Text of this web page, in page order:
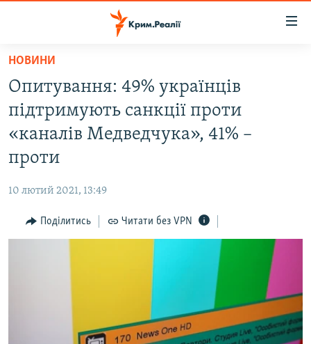
Перейти
основного
матеріалу
Перейти
до
основної
Перейти
пошуку
ВОДА.КРИМ
ВІДЕО ТА ФОТО
ІНТЕРВ'Ю
ВІДЕОУРОКИ «ELIFBE»
ЯК ОБІЙТИ БЛОКУВАННЯ
НОВИНИ
Опитування: 49% українців
підтримують санкції проти
«каналів Медведчука», 41% –
проти
10 лютий 2021, 13:49
Поділитись Читати без VPN